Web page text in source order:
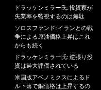
ドラッケンミラー氏: 投資家が
失業率を監視するのは無駄
ソロスファンド: イランとの戦
争による原油価格上昇はこれ
からも続く
ドラッケンミラー氏: 逆張り投
資は過大評価されている
米国版アベノミクスによるド
ル下落で銅価格は上昇するの